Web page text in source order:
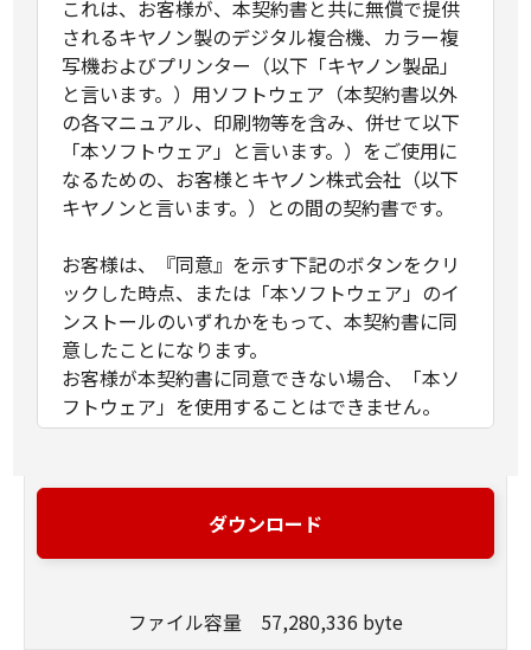
これは、お客様が、本契約書と共に無償で提供
されるキヤノン製のデジタル複合機、カラー複
写機およびプリンター（以下「キヤノン製品」
と言います。）用ソフトウェア（本契約書以外
の各マニュアル、印刷物等を含み、併せて以下
「本ソフトウェア」と言います。）をご使用に
なるための、お客様とキヤノン株式会社（以下
キヤノンと言います。）との間の契約書です。
お客様は、『同意』を示す下記のボタンをクリ
ックした時点、または「本ソフトウェア」のイ
ンストールのいずれかをもって、本契約書に同
意したことになります。
お客様が本契約書に同意できない場合、「本ソ
フトウェア」を使用することはできません。
(1) キヤノンは、お客様が「キヤノン製品」を利
用する目的のために、「キヤノン製品」に直接
（本契約書においては、「本ソフトウェア」を
ダウンロード
ファイル容量 57,280,336 byte